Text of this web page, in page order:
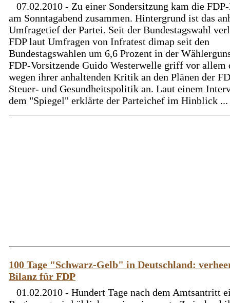
07.02.2010 - Zu einer Sondersitzung kam die
am Sonntagabend zusammen. Hintergrund ist das
Umfragetief der Partei. Seit der Bundestagswahl
FDP laut Umfragen von Infratest dimap seit den
Bundestagswahlen um 6,6 Prozent in der
FDP-Vorsitzende Guido Westerwelle griff vor allem
wegen ihrer anhaltenden Kritik an den Plänen der
Steuer- und Gesundheitspolitik an. Laut einem
dem "Spiegel" erklärte der Parteichef im Hinblick ...
100 Tage "Schwarz-Gelb" in Deutschland:
Bilanz für FDP
01.02.2010 - Hundert Tage nach dem Amtsantritt